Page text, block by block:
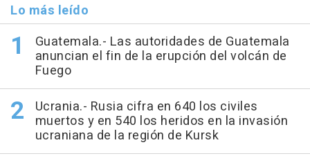
Lo más leído
Guatemala.- Las autoridades de Guatemala
anuncian el fin de la erupción del volcán de
Fuego
Ucrania.- Rusia cifra en 640 los civiles
muertos y en 540 los heridos en la invasión
ucraniana de la región de Kursk